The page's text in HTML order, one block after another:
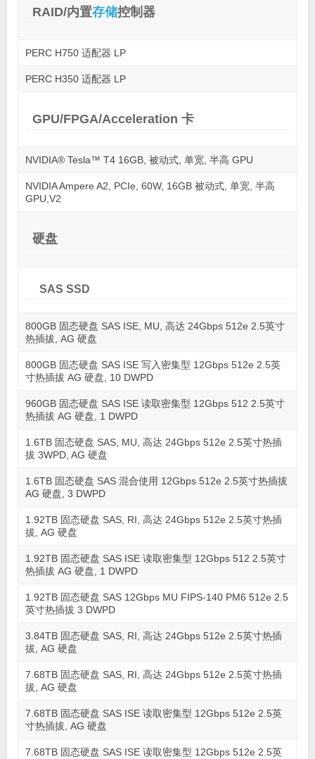
RAID/内置存储控制器
PERC H750 适配器 LP
PERC H350 适配器 LP
GPU/FPGA/Acceleration 卡
NVIDIA® Tesla™ T4 16GB, 被动式, 单宽, 半高 GPU
NVIDIA Ampere A2, PCIe, 60W, 16GB 被动式, 单宽, 半高
GPU,V2
硬盘
SAS SSD
800GB 固态硬盘 SAS ISE, MU, 高达 24Gbps 512e 2.5英寸
热插拔, AG 硬盘
800GB 固态硬盘 SAS ISE 写入密集型 12Gbps 512e 2.5英
寸热插拔 AG 硬盘, 10 DWPD
960GB 固态硬盘 SAS ISE 读取密集型 12Gbps 512 2.5英寸
热插拔 AG 硬盘, 1 DWPD
1.6TB 固态硬盘 SAS, MU, 高达 24Gbps 512e 2.5英寸热插
拔 3WPD, AG 硬盘
1.6TB 固态硬盘 SAS 混合使用 12Gbps 512e 2.5英寸热插拔
AG 硬盘, 3 DWPD
1.92TB 固态硬盘 SAS, RI, 高达 24Gbps 512e 2.5英寸热插
拔, AG 硬盘
1.92TB 固态硬盘 SAS ISE 读取密集型 12Gbps 512 2.5英寸
热插拔 AG 硬盘, 1 DWPD
1.92TB 固态硬盘 SAS 12Gbps MU FIPS-140 PM6 512e 2.5
英寸热插拔 3 DWPD
3.84TB 固态硬盘 SAS, RI, 高达 24Gbps 512e 2.5英寸热插
拔, AG 硬盘
7.68TB 固态硬盘 SAS, RI, 高达 24Gbps 512e 2.5英寸热插
拔, AG 硬盘
7.68TB 固态硬盘 SAS ISE 读取密集型 12Gbps 512e 2.5英
寸热插拔, AG 硬盘
7.68TB 固态硬盘 SAS ISE 读取密集型 12Gbps 512e 2.5英